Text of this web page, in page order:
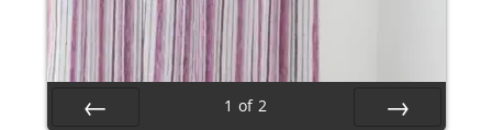
1 of 2